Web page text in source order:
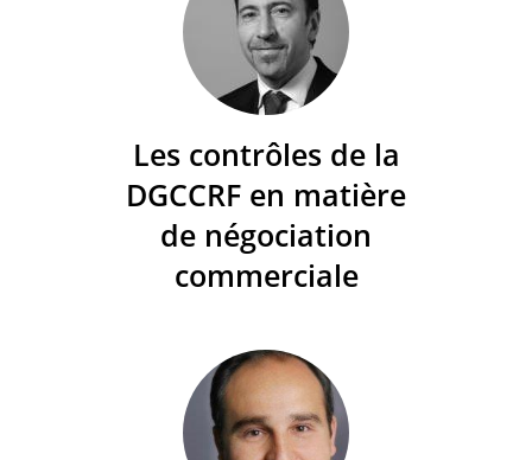
Les contrôles de la
DGCCRF en matière
de négociation
commerciale